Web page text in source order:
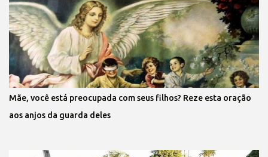
Mãe, você está preocupada com seus filhos? Reze esta oração
aos anjos da guarda deles